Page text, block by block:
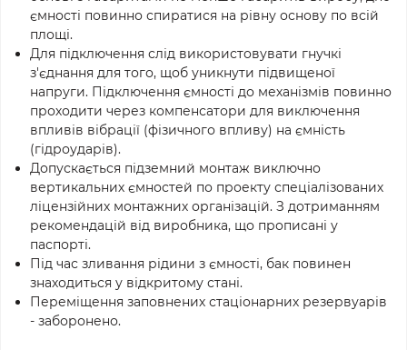
ємності повинно спиратися на рівну основу по всій
площі.
Для підключення слід використовувати гнучкі
з'єднання для того, щоб уникнути підвищеної
напруги. Підключення ємності до механізмів повинно
проходити через компенсатори для виключення
впливів вібрації (фізичного впливу) на ємність
(гідроударів).
Допускається підземний монтаж виключно
вертикальних ємностей по проекту спеціалізованих
ліцензійних монтажних організацій. З дотриманням
рекомендацій від виробника, що прописані у
паспорті.
Під час зливання рідини з ємності, бак повинен
знаходиться у відкритому стані.
Переміщення заповнених стаціонарних резервуарів
- заборонено.